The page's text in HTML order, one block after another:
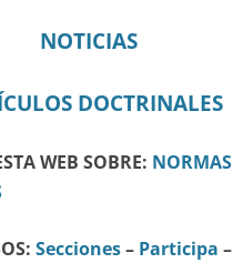
NOTICIAS
DOCTRINALES
WEB SOBRE: NORMAS
Secciones– Participa –